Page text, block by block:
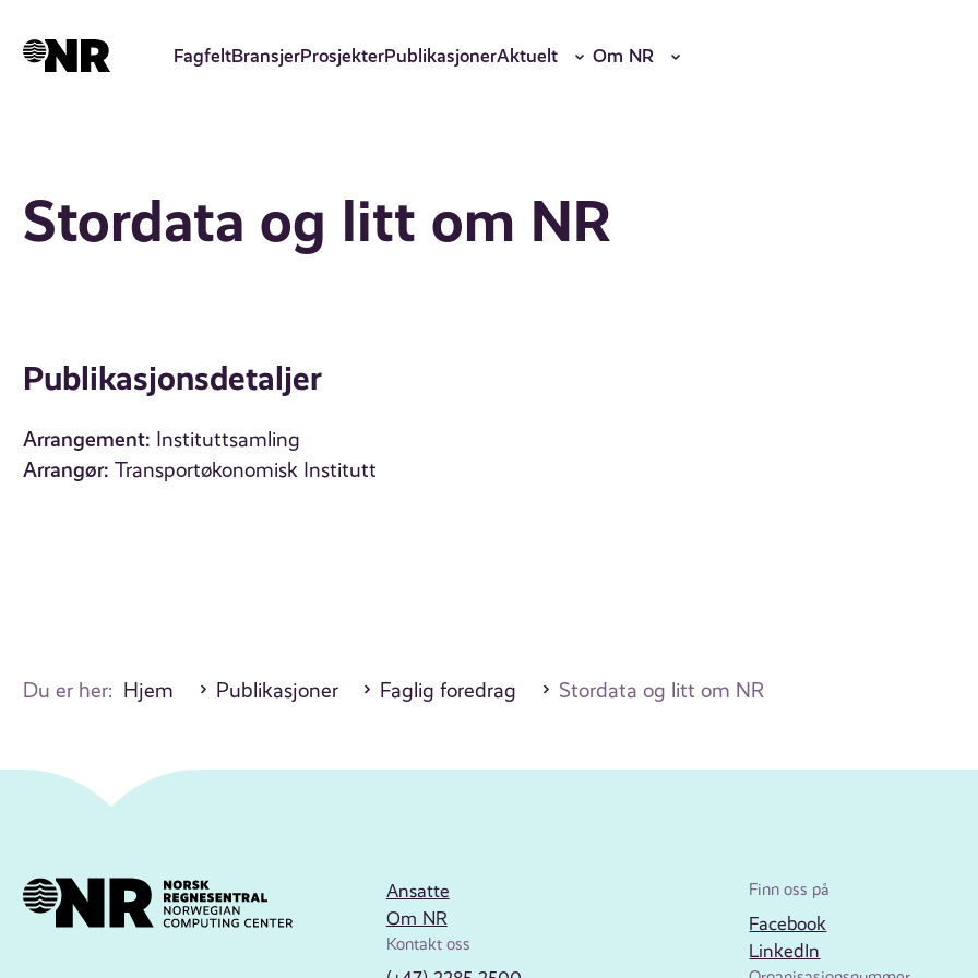
hovedinnhold
FagfeltBransjerProsjekterPublikasjonerAktuelt Om NR
Stordata og litt om NR
Publikasjonsdetaljer
Arrangement: Instituttsamling
Arrangør: Transportøkonomisk Institutt
Du er her: Hjem Publikasjoner Faglig foredrag Stordata og litt om NR
Ansatte
Om NR
Kontakt oss
Finn oss på
Facebook
LinkedIn